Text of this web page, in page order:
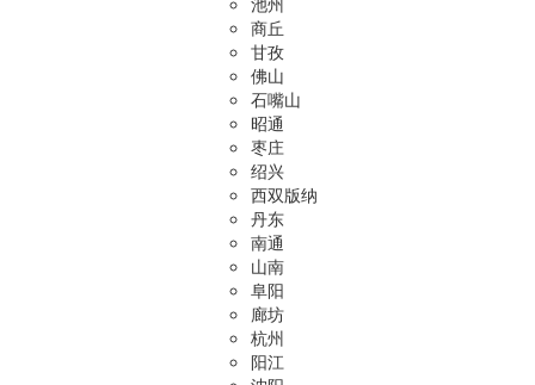
商丘
甘孜
佛山
石嘴山
昭通
枣庄
绍兴
西双版纳
丹东
南通
山南
阜阳
廊坊
杭州
阳江